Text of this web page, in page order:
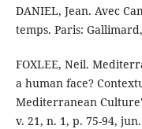
DANIEL, Jean. Avec
temps. Paris:
FOXLEE, Neil.
a human face?
Mediterranean
v. 21, n. 1, p. 75-94,